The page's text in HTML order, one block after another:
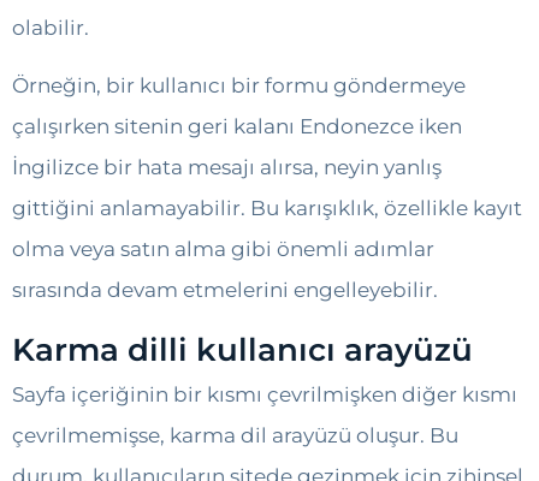
olabilir.
Örneğin, bir kullanıcı bir formu göndermeye
çalışırken sitenin geri kalanı Endonezce iken
İngilizce bir hata mesajı alırsa, neyin yanlış
gittiğini anlamayabilir. Bu karışıklık, özellikle kayıt
olma veya satın alma gibi önemli adımlar
sırasında devam etmelerini engelleyebilir.
Karma dilli kullanıcı arayüzü
Sayfa içeriğinin bir kısmı çevrilmişken diğer kısmı
çevrilmemişse, karma dil arayüzü oluşur. Bu